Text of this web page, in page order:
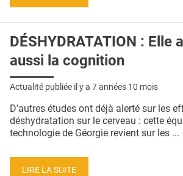
CRÉDITS
DÉSHYDRATATION : Elle
aussi la cognition
Actualité publiée il y a 7 années 10 mois
D’autres études ont déjà alerté sur les
déshydratation sur le cerveau : cette
technologie de Géorgie revient sur les ...
LIRE LA SUITE